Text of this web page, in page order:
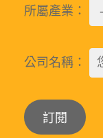
所屬產業：
公司名稱：